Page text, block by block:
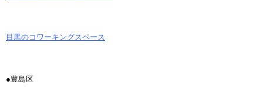
目黒のコワーキングスペース
●豊島区